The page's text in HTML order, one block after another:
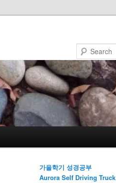
가을학기 성경공부
Aurora Self Driving Truck